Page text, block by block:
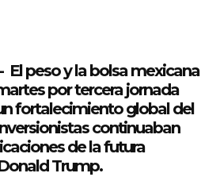
El pesoy la bolsamexicana
portercera jornada
fortalecimiento global del
continuaban
de la futura
Trump.